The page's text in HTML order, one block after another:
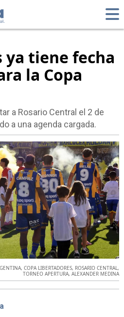
ya tiene fecha
la Copa
a Rosario Central el 2 de
a una agenda cargada.
, COPA LIBERTADORES, ROSARIO CENTRAL ,
TORNEO APERTURA, ALEXANDER MEDINA